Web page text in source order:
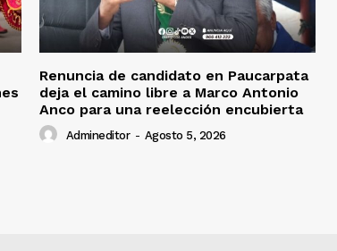
Renuncia de candidato en Paucarpata
deja el camino libre a Marco Antonio
Anco para una reelección encubierta
Admineditor - Agosto 5, 2026